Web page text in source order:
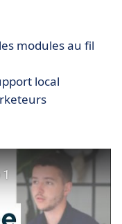
modules au fil
local